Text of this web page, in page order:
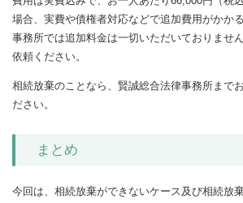
場合、実費や債権者対応などで追加費用がかか
事務所では追加料金は一切いただいておりませ
依頼ください。
相続放棄のことなら、賢誠総合法律事務所まで
ださい。
まとめ
今回は、相続放棄ができないケース及び相続放